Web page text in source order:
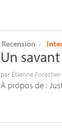
Recension 〉
Un
par Étienne
À propos de :